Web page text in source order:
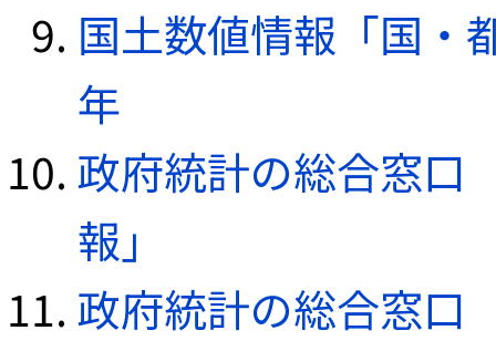
国土数値情報「国・
年
政府統計の総合窓口
報」
政府統計の総合窓口